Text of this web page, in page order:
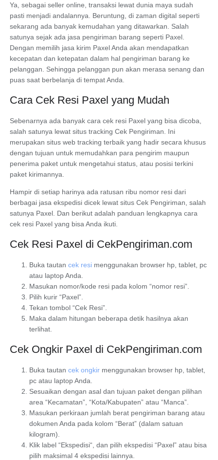
Ya, sebagai seller online, transaksi lewat dunia maya sudah
pasti menjadi andalannya. Beruntung, di zaman digital seperti
sekarang ada banyak kemudahan yang ditawarkan. Salah
satunya sejak ada jasa pengiriman barang seperti Paxel.
Dengan memilih jasa kirim Paxel Anda akan mendapatkan
kecepatan dan ketepatan dalam hal pengiriman barang ke
pelanggan. Sehingga pelanggan pun akan merasa senang dan
puas saat berbelanja di tempat Anda.
Cara Cek Resi Paxel yang Mudah
Sebenarnya ada banyak cara cek resi Paxel yang bisa dicoba,
salah satunya lewat situs tracking Cek Pengiriman. Ini
merupakan situs web tracking terbaik yang hadir secara khusus
dengan tujuan untuk memudahkan para pengirim maupun
penerima paket untuk mengetahui status, atau posisi terkini
paket kirimannya.
Hampir di setiap harinya ada ratusan ribu nomor resi dari
berbagai jasa ekspedisi dicek lewat situs Cek Pengiriman, salah
satunya Paxel. Dan berikut adalah panduan lengkapnya cara
cek resi Paxel yang bisa Anda ikuti.
Cek Resi Paxel di CekPengiriman.com
Buka tautan cek resi menggunakan browser hp, tablet, pc
atau laptop Anda.
Masukan nomor/kode resi pada kolom “nomor resi”.
Pilih kurir “Paxel”.
Tekan tombol “Cek Resi”
Maka dalam hitungan beberapa detik hasilnya akan
terlihat.
Cek Ongkir Paxel di CekPengiriman.com
Buka tautan cek ongkir menggunakan browser hp, tablet,
pc atau laptop Anda.
Sesuaikan dengan asal dan tujuan paket dengan pilihan
area “Kecamatan”, “Kota/Kabupaten” atau “Manca”.
Masukan perkiraan jumlah berat pengiriman barang atau
dokumen Anda pada kolom “Berat” (dalam satuan
kilogram).
Klik label “Ekspedisi“, dan pilih ekspedisi “Paxel” atau bisa
pilih maksimal 4 ekspedisi lainnya.